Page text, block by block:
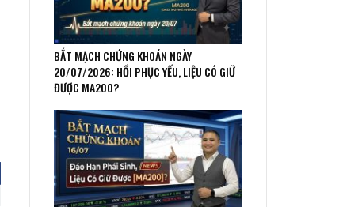
BẮT MẠCH CHỨNG KHOÁN NGÀY
20/07/2026: HỒI PHỤC YẾU, LIỆU CÓ GIỮ
ĐƯỢC MA200?